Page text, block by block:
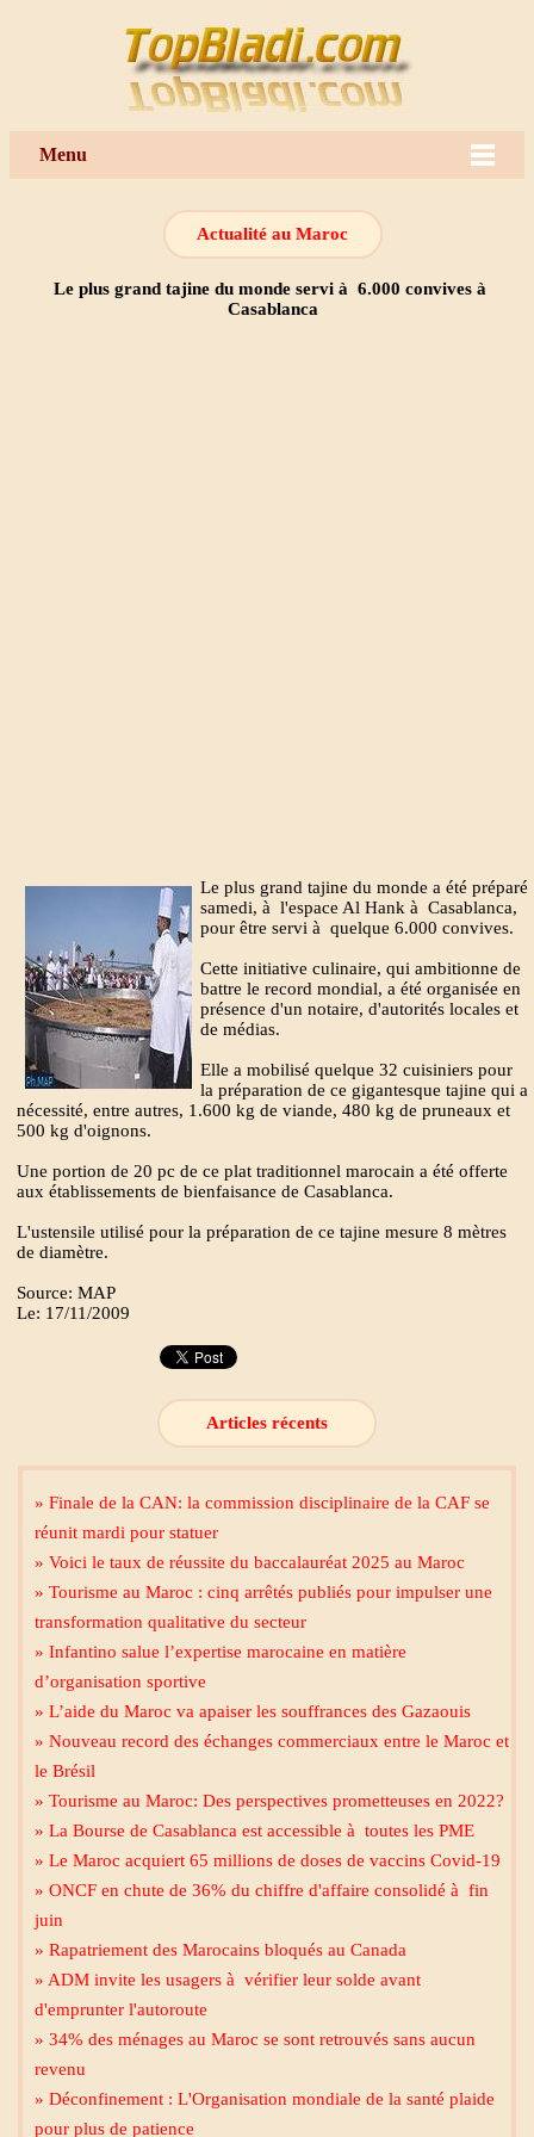
Menu
Actualité au Maroc
Le plus grand tajine du monde servi à 6.000 convives à
Casablanca
Le plus grand tajine du monde a été préparé
samedi, à l'espace Al Hank à Casablanca,
pour être servi à quelque 6.000 convives.
Cette initiative culinaire, qui ambitionne de
battre le record mondial, a été organisée en
présence d'un notaire, d'autorités locales et
de médias.
Elle a mobilisé quelque 32 cuisiniers pour
la préparation de ce gigantesque tajine qui a
nécessité, entre autres, 1.600 kg de viande, 480 kg de pruneaux et
500 kg d'oignons.
Une portion de 20 pc de ce plat traditionnel marocain a été offerte
aux établissements de bienfaisance de Casablanca.
L'ustensile utilisé pour la préparation de ce tajine mesure 8 mètres
de diamètre.
Source: MAP
Le: 17/11/2009
Articles récents
» Finale de la CAN: la commission disciplinaire de la CAF se
réunit mardi pour statuer
» Voici le taux de réussite du baccalauréat 2025 au Maroc
» Tourisme au Maroc : cinq arrêtés publiés pour impulser une
transformation qualitative du secteur
» Infantino salue l’expertise marocaine en matière
d’organisation sportive
» L’aide du Maroc va apaiser les souffrances des Gazaouis
» Nouveau record des échanges commerciaux entre le Maroc et
le Brésil
» Tourisme au Maroc: Des perspectives prometteuses en 2022?
» La Bourse de Casablanca est accessible à toutes les PME
» Le Maroc acquiert 65 millions de doses de vaccins Covid-19
» ONCF en chute de 36% du chiffre d'affaire consolidé à fin
juin
» Rapatriement des Marocains bloqués au Canada
» ADM invite les usagers à vérifier leur solde avant
d'emprunter l'autoroute
» 34% des ménages au Maroc se sont retrouvés sans aucun
revenu
» Déconfinement : L'Organisation mondiale de la santé plaide
pour plus de patience